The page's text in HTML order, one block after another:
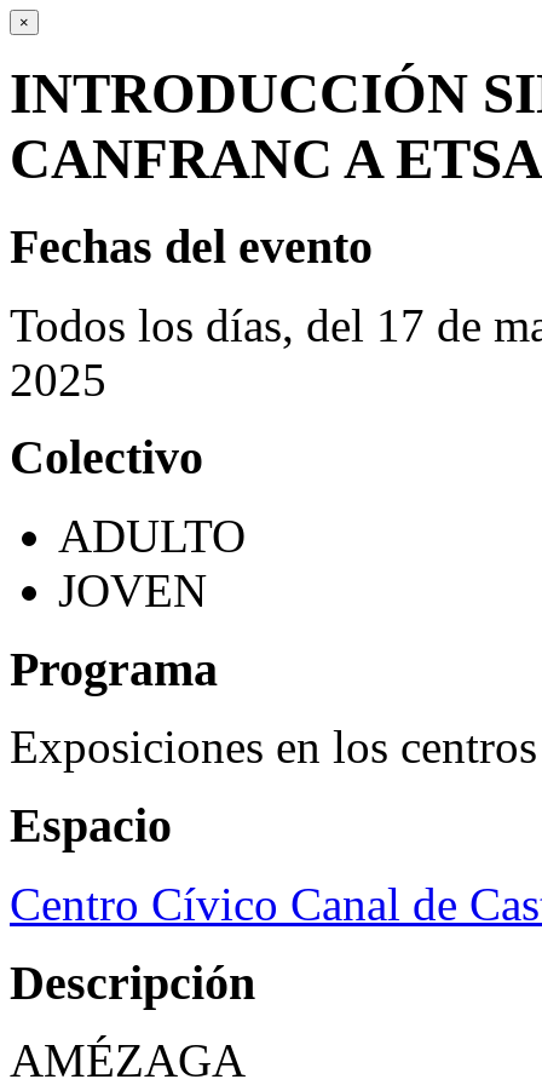
×
INTRODUCCIÓN
CANFRANC A
Fechas del evento
Todos los días, del 17 de
2025
Colectivo
ADULTO
JOVEN
Programa
Exposiciones en los
Espacio
Centro Cívico Canal de
Descripción
AMÉZAGA